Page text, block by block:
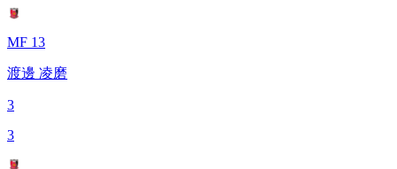
MF 13
渡邊 凌磨
3
3